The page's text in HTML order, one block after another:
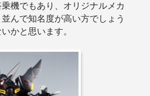
機でもあり、オリジナルメカ
んで知名度が高い方でしょう
かと思います。